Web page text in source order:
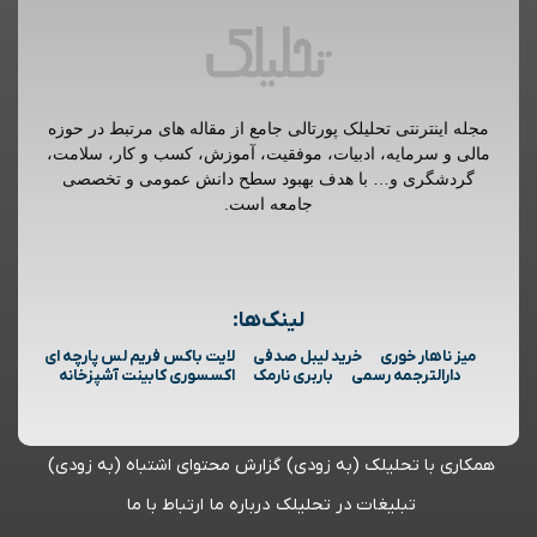
مجله اینترنتی تحلیلک پورتالی جامع از مقاله های مرتبط در حوزه
مالی و سرمایه، ادبیات، موفقیت، آموزش، کسب و کار، سلامت،
گردشگری و… با هدف بهبود سطح دانش عمومی و تخصصی
جامعه است.
لینک‌ها:
میز ناهار خوری خرید لیبل صدفی
لایت باکس فریم لس پارچه ای
دارالترجمه رسمی
باربری نارمک اکسسوری کابینت آشپزخانه
همکاری با تحلیلک (به زودی) گزارش محتوای اشتباه (به زودی)
تبلیغات در تحلیلک درباره ما ارتباط با ما